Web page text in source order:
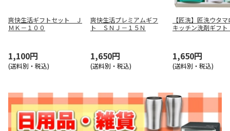
爽快生活ギフトセット Ｊ
ＭＫ－１００
1,100円
(送料別・税込)
爽快生活プレミアムギフ
ト ＳＮＪ－１５Ｎ
1,650円
(送料別・税込)
【匠洗】匠洗ウタ
キッチン洗剤ギフ
1,650円
(送料別・税込)